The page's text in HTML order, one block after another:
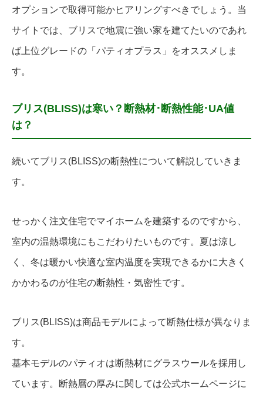
オプションで取得可能かヒアリングすべきでしょう。当
サイトでは、ブリスで地震に強い家を建てたいのであれ
ば上位グレードの「パティオプラス」をオススメしま
す。
ブリス(BLISS)は寒い？断熱材･断熱性能･UA値
は？
続いてブリス(BLISS)の断熱性について解説していきま
す。
せっかく注文住宅でマイホームを建築するのですから、
室内の温熱環境にもこだわりたいものです。夏は涼し
く、冬は暖かい快適な室内温度を実現できるかに大きく
かかわるのが住宅の断熱性・気密性です。
ブリス(BLISS)は商品モデルによって断熱仕様が異なりま
す。
基本モデルのパティオは断熱材にグラスウールを採用し
ています。断熱層の厚みに関しては公式ホームページに